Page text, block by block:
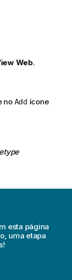
Web.
no Add ícone
esta página
uma etapa